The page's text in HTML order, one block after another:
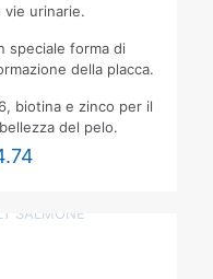
vie urinarie.
speciale forma di
della placca.
biotina e zinco per il
del pelo.